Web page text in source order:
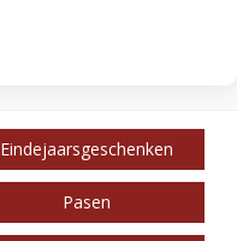
Eindejaarsgeschenken
Pasen